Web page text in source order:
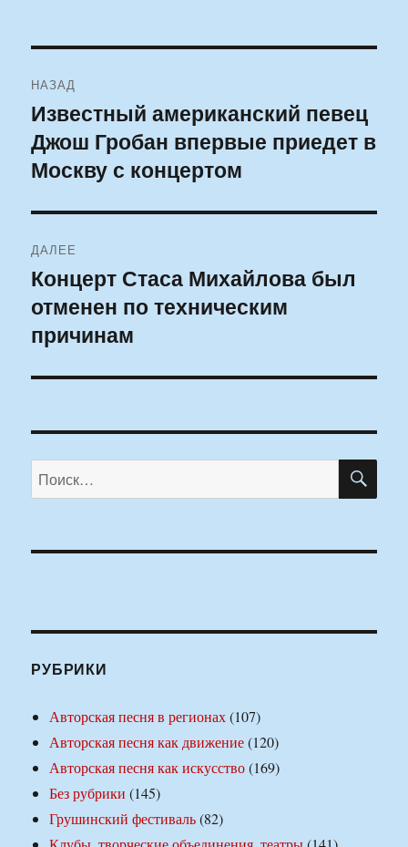
по
записям
НАЗАД
Предыдущая
запись:
Известный американский певец
Джош Гробан впервые приедет в
Москву с концертом
ДАЛЕЕ
Следующая
запись:
Концерт Стаса Михайлова был
отменен по техническим
причинам
Искать:
РУБРИКИ
Авторская песня в регионах(107)
Авторская песня как движение(120)
Авторская песня как искусство(169)
Без рубрики (145)
Грушинский фестиваль(82)